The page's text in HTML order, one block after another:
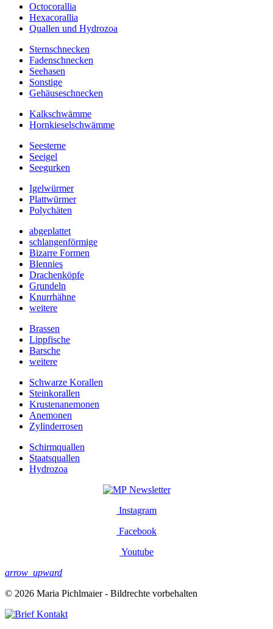
Octocorallia
Hexacorallia
Quallen und Hydrozoa
Sternschnecken
Fadenschnecken
Seehasen
Sonstige
Gehäuseschnecken
Kalkschwämme
Hornkieselschwämme
Seesterne
Seeigel
Seegurken
Igelwürmer
Plattwürmer
Polychäten
abgeplattet
schlangenförmige
Bizarre Formen
Blennies
Drachenköpfe
Grundeln
Knurrhähne
weitere
Brassen
Lippfische
Barsche
weitere
Schwarze Korallen
Steinkorallen
Krustenanemonen
Anemonen
Zylinderrosen
Schirmquallen
Staatsquallen
Hydrozoa
Newsletter
Instagram
Facebook
Youtube
arrow_upward
© 2026 Maria Pichlmaier - Bildrechte vorbehalten
Kontakt